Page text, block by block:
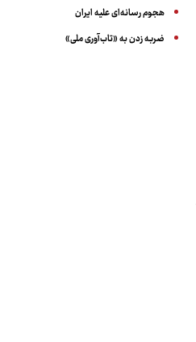
هجوم رسانه‌ای علیه ایران
ضربه زدن به «تاب‌آوری ملی»